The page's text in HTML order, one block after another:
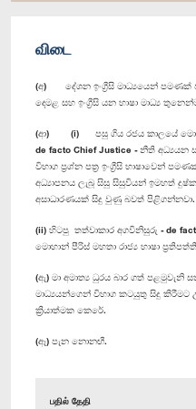
விடை
(අ) දේශන ඉංග්‍රීසි මාධ්‍යයෙන් පමණක්
දෙමළ සහ ඉංග්‍රීසි යන භාෂා මාධ්‍ය
(ආ) (i) පසු ගිය රජය කාලයේ
de facto Chief Justice - නීති
විභාග ප්‍රශ්න පත්‍ර ඉංග්‍රීසි භාෂාවෙන්
අධ්‍යාපනය ලැබූ සිසු සිසුවියන් ඉමහත්
අසාධාරණයක් සිදු වුණු බවත් පිළිගන්නවා.
(ii) හිටපු තත්වාකාර අගවිනිසුරු - de
මොහාන් පීරිස් මහතා රාජ්‍ය භාෂා
(ඇ) මා අමාත්‍ය ධුරය බාර ගත් පළමුවැනි
මාධ්‍යයන්ගෙන් විභාග කටයුතු සිදු කිරීමට
ක්‍රියාත්මක කෙරේ.
(ඈ) පැන නොනඟී.
பதில் தேதி